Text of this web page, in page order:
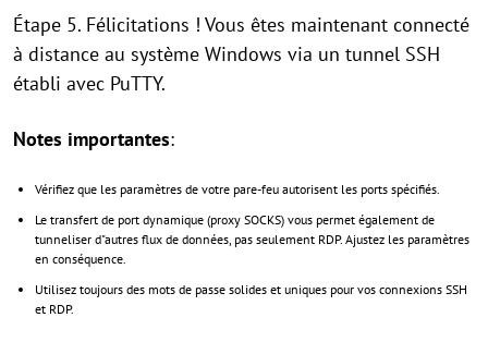
Étape 5. Félicitations ! Vous êtes maintenant connecté
à distance au système Windows via un tunnel SSH
établi avec PuTTY.
Notes importantes:
Vérifiez que les paramètres de votre pare-feu autorisent les ports spécifiés.
Le transfert de port dynamique (proxy SOCKS) vous permet également de
tunneliser d"autres flux de données, pas seulement RDP. Ajustez les paramètres
en conséquence.
Utilisez toujours des mots de passe solides et uniques pour vos connexions SSH
et RDP.